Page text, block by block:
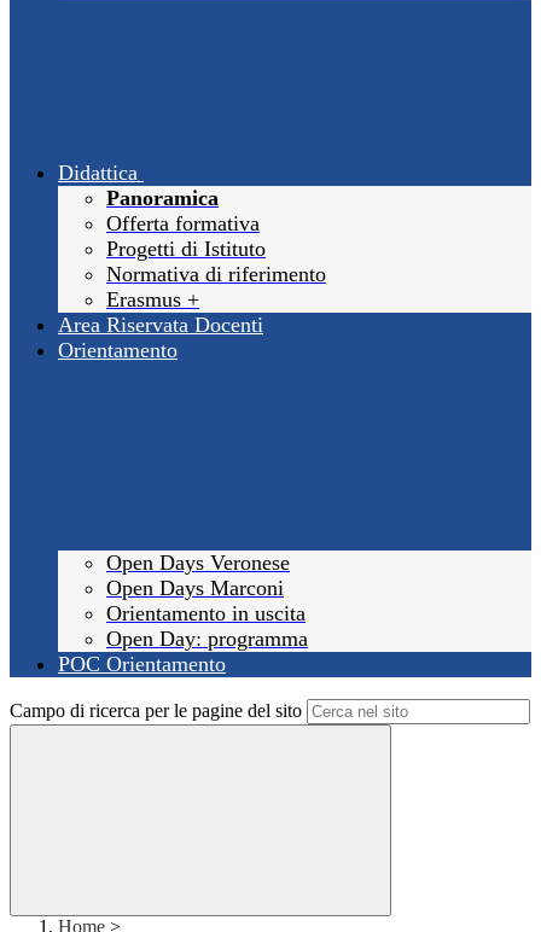
Didattica
Panoramica
Offerta formativa
Progetti di Istituto
Normativa di riferimento
Erasmus +
Area Riservata Docenti
Orientamento
Open Days Veronese
Open Days Marconi
Orientamento in uscita
Open Day: programma
POC Orientamento
Campo di ricerca per le pagine del sito
Home >